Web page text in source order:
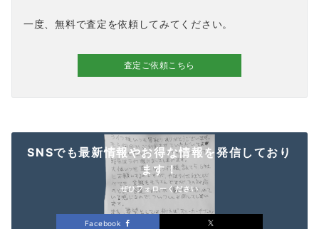
一度、無料で査定を依頼してみてください。
査定ご依頼こちら
SNSでも最新情報やお得な情報を発信しており
ます！
ぜひフォローください
Facebook